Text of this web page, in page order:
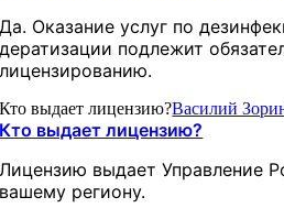
Да. Оказание услуг по
дератизации подлежит
лицензированию.
Кто выдает лицензию?Василий
Кто выдает лицензию?
Лицензию выдает Управление
вашему региону.